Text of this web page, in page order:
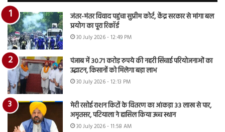
जंतर-मंतर विवाद पहुंचा सुप्रीम कोर्ट, केंद्र सरकार से मांगा बल
प्रयोग का पूरा रिकॉर्ड
30 July 2026 - 12:49 PM
पंजाब में 30.71 करोड़ रुपये की नहरी सिंचाई परियोजनाओं का
उद्घाटन, किसानों को मिलेगा बड़ा लाभ
30 July 2026 - 12:13 PM
मेरी रसोई राशन किटों के वितरण का आंकड़ा 33 लाख से पार,
अमृतसर, पटियाला ने हासिल किया उच्च स्थान
30 July 2026 - 11:58 AM